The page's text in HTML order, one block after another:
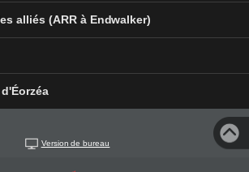
alliés (ARR à Endwalker)
Version de bureau